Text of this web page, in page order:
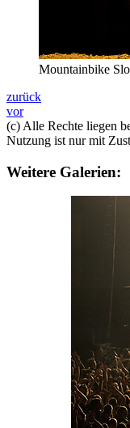
Mountainbike
zurück
vor
(c) Alle Rechte liegen
Nutzung ist nur mit
Weitere Galerien: